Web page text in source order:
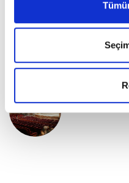
İki Özel
Buluştu